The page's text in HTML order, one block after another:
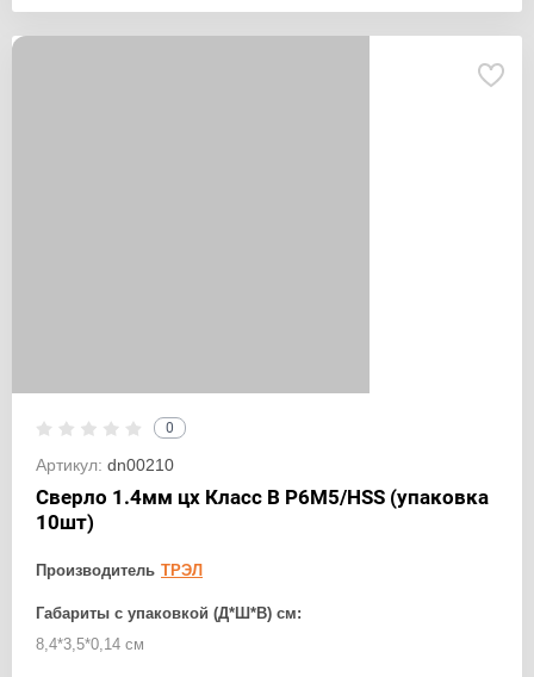
0
Артикул: dn00210
Сверло 1.4мм цх Класс В Р6М5/HSS (упаковка
10шт)
Производитель ТРЭЛ
Габариты с упаковкой (Д*Ш*В) см:
8,4*3,5*0,14 см